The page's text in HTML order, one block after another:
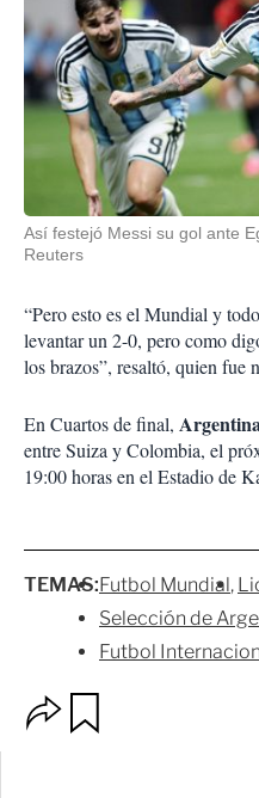
Así festejó Messi su gol ante
Reuters
“Pero esto es el Mundial y
levantar un 2-0, pero como
los brazos”, resaltó, quien fue
En Cuartos de final,
entre Suiza y Colombia, el
19:00 horas en el Estadio de
TEMAS:Futbol Mundial
Selección de
Futbol